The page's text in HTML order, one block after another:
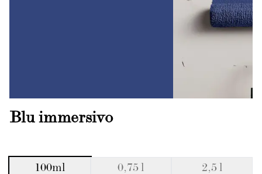
Blu immersivo
100ml 0,75 l 2,5 l